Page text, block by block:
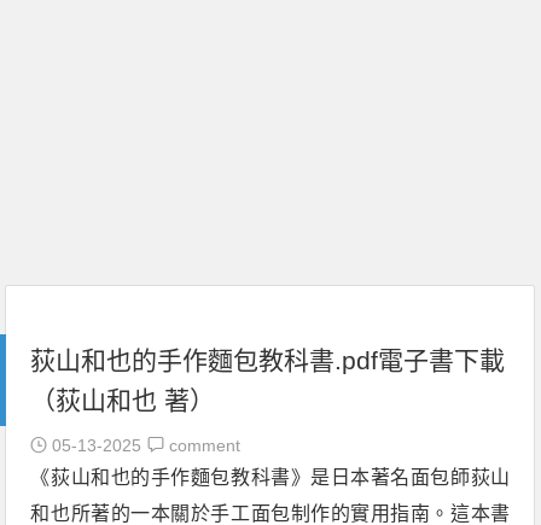
荻山和也的手作麵包教科書.pdf電子書下載
（荻山和也 著）
05-13-2025 comment
《荻山和也的手作麵包教科書》是日本著名面包師荻山
和也所著的一本關於手工面包制作的實用指南。這本書